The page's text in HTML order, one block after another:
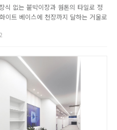
식 없는 붙박이장과 웜톤의 타일로 정
이트 베이스에 천장까지 달하는 거울로
기정화의 기능까지 수반하는 현관의